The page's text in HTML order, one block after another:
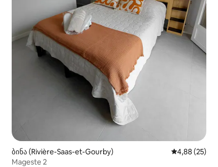
ბინა (Rivière-Saas-et-Gourby) საშუალო
4,88 (25)
Mageste 2